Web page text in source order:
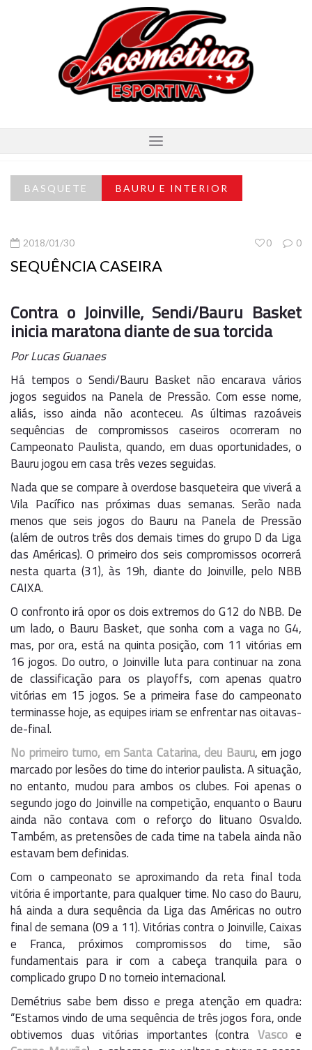
BASQUETE BAURU E INTERIOR
2018/01/30 0
0
SEQUÊNCIA CASEIRA
Contra o Joinville, Sendi/Bauru Basket
inicia maratona diante de sua torcida
Por Lucas Guanaes
Há tempos o Sendi/Bauru Basket não encarava vários
jogos seguidos na Panela de Pressão. Com esse nome,
aliás, isso ainda não aconteceu. As últimas razoáveis
sequências de compromissos caseiros ocorreram no
Campeonato Paulista, quando, em duas oportunidades, o
Bauru jogou em casa três vezes seguidas.
Nada que se compare à overdose basqueteira que viverá a
Vila Pacífico nas próximas duas semanas. Serão nada
menos que seis jogos do Bauru na Panela de Pressão
(além de outros três dos demais times do grupo D da Liga
das Américas). O primeiro dos seis compromissos ocorrerá
nesta quarta (31), às 19h, diante do Joinville, pelo NBB
CAIXA.
O confronto irá opor os dois extremos do G12 do NBB. De
um lado, o Bauru Basket, que sonha com a vaga no G4,
mas, por ora, está na quinta posição, com 11 vitórias em
16 jogos. Do outro, o Joinville luta para continuar na zona
de classificação para os playoffs, com apenas quatro
vitórias em 15 jogos. Se a primeira fase do campeonato
terminasse hoje, as equipes iriam se enfrentar nas oitavas-
de-final.
No primeiro turno, em Santa Catarina, deu Bauru, em jogo
marcado por lesões do time do interior paulista. A situação,
no entanto, mudou para ambos os clubes. Foi apenas o
segundo jogo do Joinville na competição, enquanto o Bauru
ainda não contava com o reforço do lituano Osvaldo.
Também, as pretensões de cada time na tabela ainda não
estavam bem definidas.
Com o campeonato se aproximando da reta final toda
vitória é importante, para qualquer time. No caso do Bauru,
há ainda a dura sequência da Liga das Américas no outro
final de semana (09 a 11). Vitórias contra o Joinville, Caixas
e Franca, próximos compromissos do time, são
fundamentais para ir com a cabeça tranquila para o
complicado grupo D no torneio internacional.
Demétrius sabe bem disso e prega atenção em quadra:
“Estamos vindo de uma sequência de três jogos fora, onde
obtivemos duas vitórias importantes (contra Vascoe